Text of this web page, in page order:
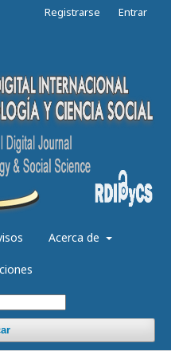
Acerca de
Registrarse Entrar